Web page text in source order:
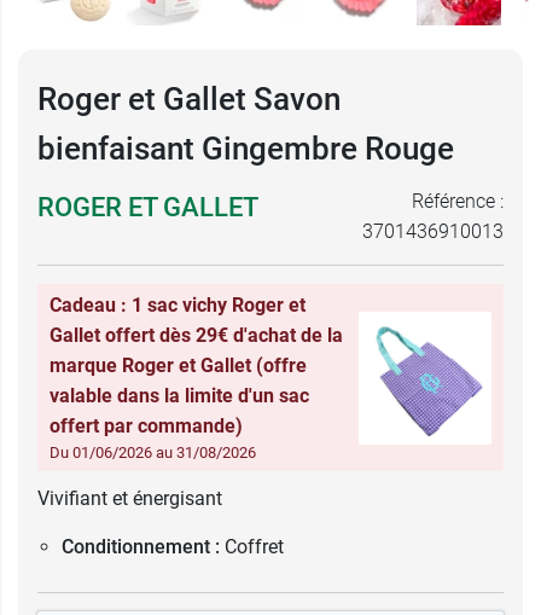
Roger et Gallet Savon
bienfaisant Gingembre Rouge
ROGER ET GALLET
Référence :
3701436910013
Cadeau : 1 sac vichy Roger et
Gallet offert dès 29€ d'achat de la
marque Roger et Gallet (offre
valable dans la limite d'un sac
offert par commande)
Du 01/06/2026 au 31/08/2026
Vivifiant et énergisant
Conditionnement : Coffret